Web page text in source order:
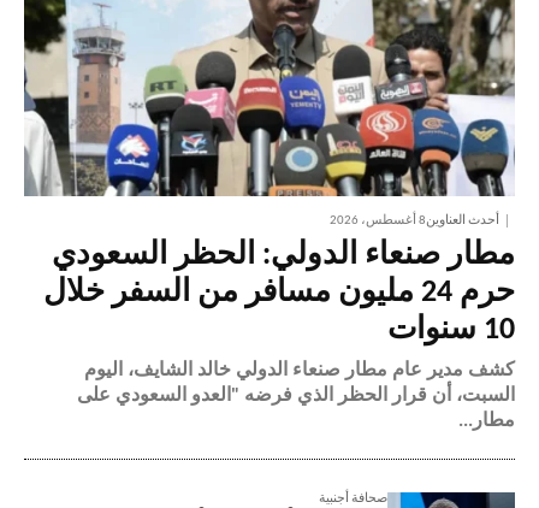
أحدث العناوين8 أغسطس، 2026
مطار صنعاء الدولي: الحظر السعودي
حرم 24 مليون مسافر من السفر خلال
10 سنوات
كشف مدير عام مطار صنعاء الدولي خالد الشايف، اليوم
السبت، أن قرار الحظر الذي فرضه "العدو السعودي على
مطار...
صحافة أجنبية